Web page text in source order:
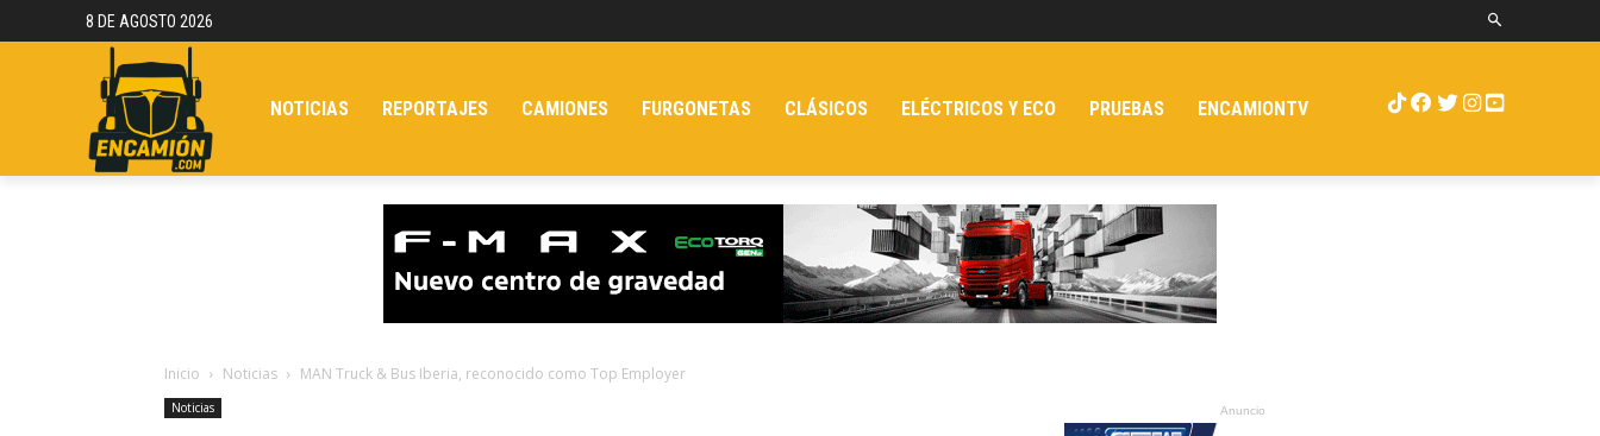
8 DE AGOSTO 2026
NOTICIAS REPORTAJES CAMIONES FURGONETAS CLÁSICOS ELÉCTRICOS Y ECO PRUEBAS ENCAMIONTV
Inicio Noticias MAN Truck & Bus Iberia, reconocido como Top Employer
Noticias Anuncio